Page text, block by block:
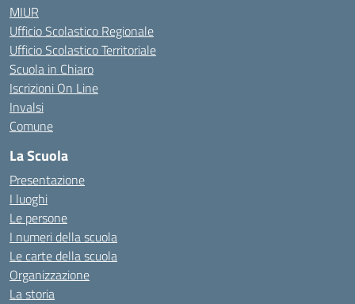
MIUR
Ufficio Scolastico Regionale
Ufficio Scolastico Territoriale
Scuola in Chiaro
Iscrizioni On Line
Invalsi
Comune
La Scuola
Presentazione
I luoghi
Le persone
I numeri della scuola
Le carte della scuola
Organizzazione
La storia